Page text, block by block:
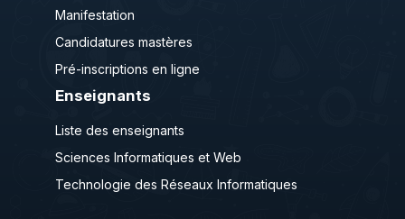
Manifestation
Candidatures mastères
Pré-inscriptions en ligne
Enseignants
Liste des enseignants
Sciences Informatiques et Web
Technologie des Réseaux Informatiques